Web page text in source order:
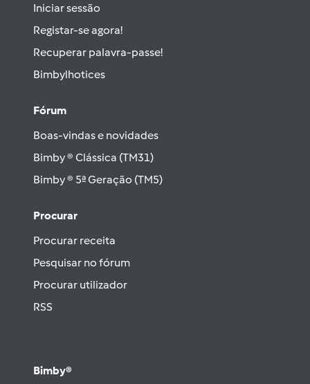
Iniciar sessão
Registar-se agora!
Recuperar palavra-passe!
Bimbylhotices
Fórum
Boas-vindas e novidades
Bimby ® Clássica (TM31)
Bimby ® 5ª Geração (TM5)
Procurar
Procurar receita
Pesquisar no fórum
Procurar utilizador
RSS
Bimby®